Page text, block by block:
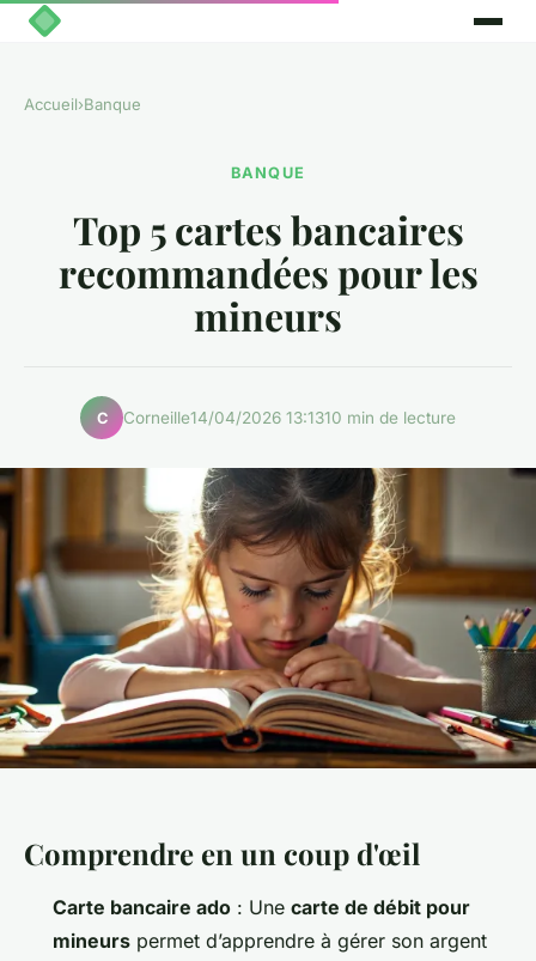
Accueil›Banque
BANQUE
Top 5 cartes bancaires
recommandées pour les
mineurs
C Corneille14/04/2026 13:1310 min de lecture
Comprendre en un coup d'œil
Carte bancaire ado : Une carte de débit pour
mineurs permet d’apprendre à gérer son argent